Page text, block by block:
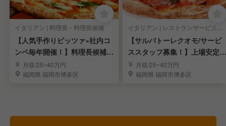
イタリアン | 料理長・料理長候補
【人気手作りピッツァ×社内コ
ンペ毎年開催！】料理長候補募
集 月収/25~40万円
福岡県 福岡市博多区
イタリアン | レストランサービス・ホールスタッフ
【サルバトーレクオモ/サービ
ススタッフ募集！】上場安定企
業 月収/25~40万円
福岡県 福岡市博多区